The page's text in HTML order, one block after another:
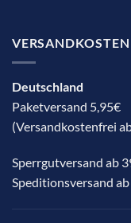
VERSANDKOSTEN
Deutschland
Paketversand 5,95€
(Versandkostenfrei
Sperrgutversand ab
Speditionsversand